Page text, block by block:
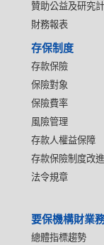
贊助公益及研究
財務報表
存保制度
存款保險
保險對象
保險費率
風險管理
存款人權益保障
存款保險制度改
法令規章
要保機構財業
總體指標趨勢